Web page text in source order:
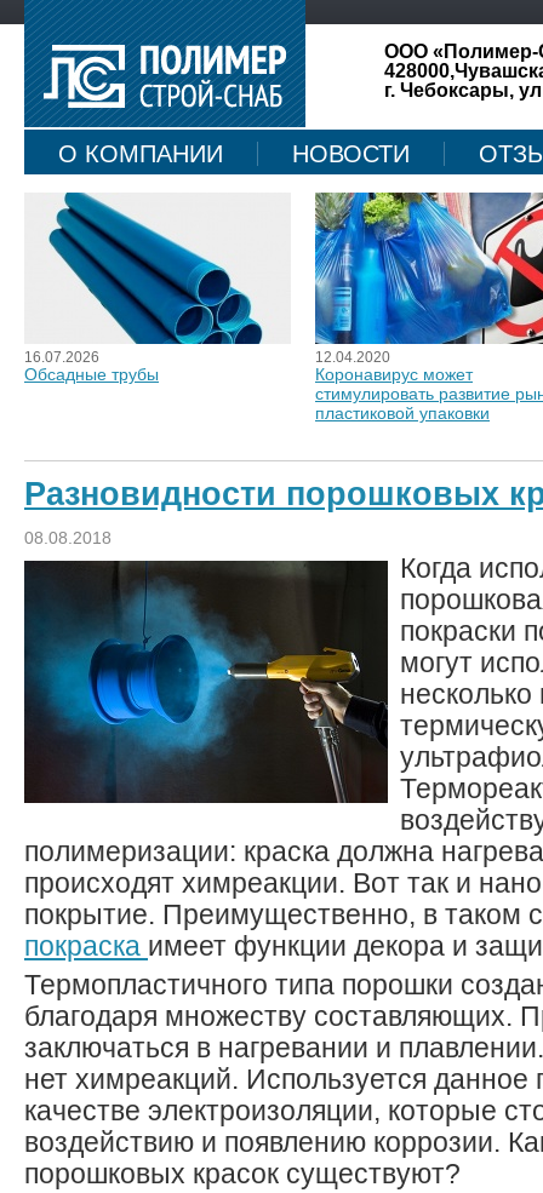
ООО «Полимер-
г. Чебоксары,
О КОМПАНИИ НОВОСТИ
КАРТА САЙТА
16.07.2026
Обсадные трубы
12.04.2020
Коронавирус может
стимулировать развитие
пластиковой упаковки
Разновидности порошковых
08.08.2018
Когда
покраски
могут
несколько
полимеризации: краска должна
происходят химреакции. Вот так и
покрытие. Преимущественно, в таком
покраска имеет функции декора и
Термопластичного типа порошки
благодаря множеству составляющих.
заключаться в нагревании и
нет химреакций. Используется данное
качестве электроизоляции, которые
воздействию и появлению коррозии.
порошковых красок существуют?